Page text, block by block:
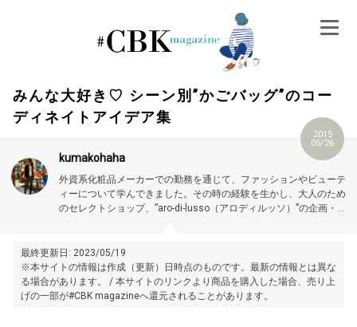
みんな大好き♡ シーン別”かごバッグ”のコー
ディネイトアイデア集
2015
05/26
kumakohaha
外資系化粧品メーカーでの勤務を通じて、ファッションやビューテ
ィーについて学んできました。その時の経験を生かし、大人のため
のセレクトショップ、”aro-di-lusso（アロディルッソ）”の企画・運
に、カジュアルからビジネスまで幅広く着こなすのが目標です！
lusso（アロディルッソ）
最終更新日: 2023/05/19
※本サイトの情報は作成（更新）日時点のものです。最新の情報とは異な
る場合があります。 / 本サイトのリンクより商品を購入した場合、売り上
げの一部が#CBK magazineへ還元されることがあります。